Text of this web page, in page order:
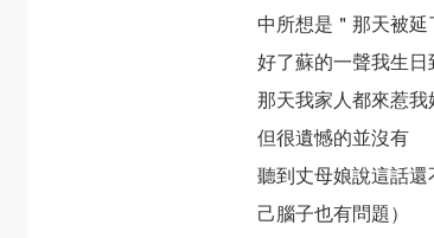
中所想是＂那天被延
好了蘇的一聲我生
那天我家人都來惹
但很遺憾的並沒有
聽到丈母娘說這話
己腦子也有問題）